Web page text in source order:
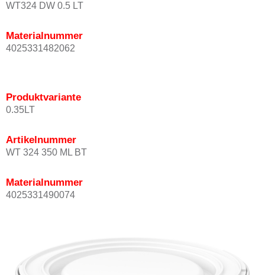
WT324 DW 0.5 LT
Materialnummer
4025331482062
Produktvariante
0.35LT
Artikelnummer
WT 324 350 ML BT
Materialnummer
4025331490074